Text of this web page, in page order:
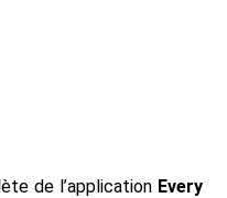
de l’application Every